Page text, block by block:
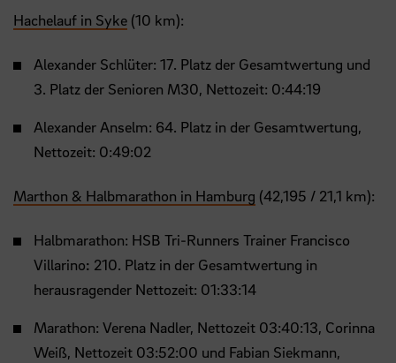
Hachelauf in Syke (10 km):
Alexander Schlüter: 17. Platz der Gesamtwertung und
3. Platz der Senioren M30, Nettozeit: 0:44:19
Alexander Anselm: 64. Platz in der Gesamtwertung,
Nettozeit: 0:49:02
Marthon & Halbmarathon in Hamburg (42,195 / 21,1 km):
Halbmarathon: HSB Tri-Runners Trainer Francisco
Villarino: 210. Platz in der Gesamtwertung in
herausragender Nettozeit: 01:33:14
Marathon: Verena Nadler, Nettozeit 03:40:13, Corinna
Weiß, Nettozeit 03:52:00 und Fabian Siekmann,